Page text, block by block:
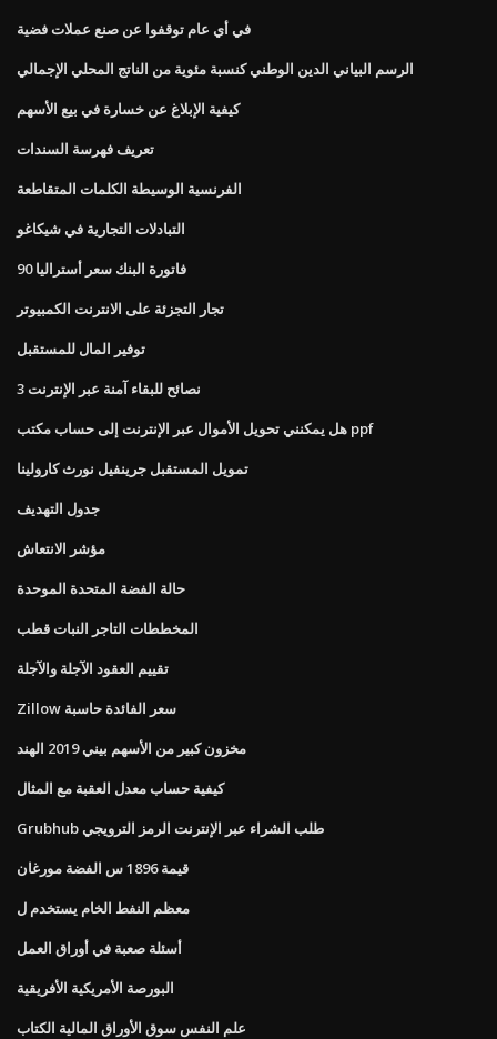
في أي عام توقفوا عن صنع عملات فضية
الرسم البياني الدين الوطني كنسبة مئوية من الناتج المحلي الإجمالي
كيفية الإبلاغ عن خسارة في بيع الأسهم
تعريف فهرسة السندات
الفرنسية الوسيطة الكلمات المتقاطعة
التبادلات التجارية في شيكاغو
90 فاتورة البنك سعر أستراليا
تجار التجزئة على الانترنت الكمبيوتر
توفير المال للمستقبل
3 نصائح للبقاء آمنة عبر الإنترنت
هل يمكنني تحويل الأموال عبر الإنترنت إلى حساب مكتب ppf
تمويل المستقبل جرينفيل نورث كارولينا
جدول التهديف
مؤشر الانتعاش
حالة الفضة المتحدة الموحدة
المخططات التاجر النبات قطب
تقييم العقود الآجلة والآجلة
Zillow سعر الفائدة حاسبة
مخزون كبير من الأسهم بيني 2019 الهند
كيفية حساب معدل العقبة مع المثال
Grubhub طلب الشراء عبر الإنترنت الرمز الترويجي
قيمة 1896 س الفضة مورغان
معظم النفط الخام يستخدم ل
أسئلة صعبة في أوراق العمل
البورصة الأمريكية الأفريقية
علم النفس سوق الأوراق المالية الكتاب